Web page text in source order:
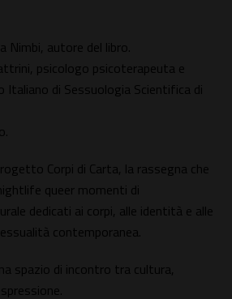
Nimbi, autore del libro.
psicologo psicoterapeuta e
di Sessuologia Scientifica di
Corpi di Carta, la rassegna che
queer momenti di
dedicati ai corpi, alle identità e alle
contemporanea.
spazio di incontro tra cultura,